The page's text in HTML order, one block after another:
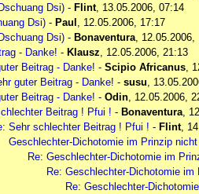
Dsi) - Flint, 13.05.2006, 07:14
Dsi) - Paul
12.05.2006, 17:17
Dsi) - Bonaventura 12.05.2006,
- Danke! - Klausz
12.05.2006, 21:13
Beitrag - Danke! - Scipio Africanus
guter Beitrag - Danke! - susu
Beitrag - Danke! - Odin 12.05.2006,
Beitrag ! Pfui ! - Bonaventura
Sehr schlechter Beitrag ! Pfui ! - Flint,
Geschlechter-Dichotomie im Prinzip nicht
Re: Geschlechter-Dichotomie im
Re: Geschlechter-Dichotomie im
Re: Geschlechter-